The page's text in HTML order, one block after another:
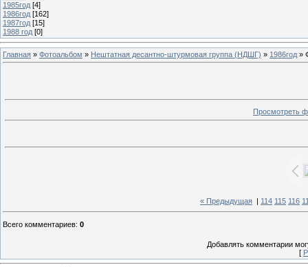
1985год [4]
1986год [162]
1987год [15]
1988 год [0]
Главная » Фотоальбом » Нештатная десантно-штурмовая группа (НДШГ) » 1986год »
Просмотреть
« Предыдущая 114 115 116
Всего комментариев: 0
Добавлять комментарии
[